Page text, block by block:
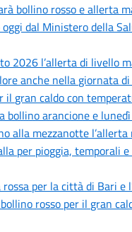
bollino rosso e allerta
dal Ministero della
2026 l’allerta di livello
anche nella giornata
gran caldo con
bollino arancione e
alla mezzanotte
per pioggia, temporali
per la città di Bari
rosso per il gran